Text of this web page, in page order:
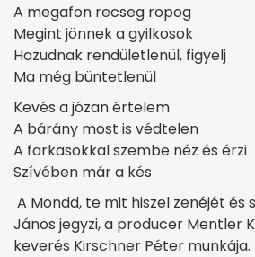
A megafon recseg ropog
Megint jönnek a gyilkosok
Hazudnak rendületlenül, figyelj
Ma még büntetlenül
Kevés a józan értelem
A bárány most is védtelen
A farkasokkal szembe néz és érzi
Szívében már a kés
A Mondd, te mit hiszel zenéjét és
János jegyzi, a producer Mentler
keverés Kirschner Péter munkája.